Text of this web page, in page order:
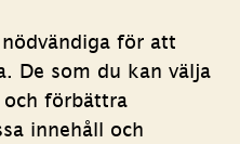
för att
De som du kan välja
förbättra
innehåll och